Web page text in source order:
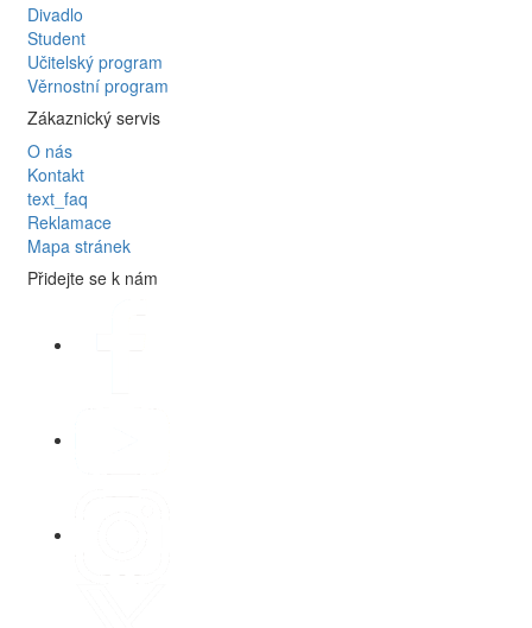
Divadlo
Student
Učitelský program
Věrnostní program
Zákaznický servis
O nás
Kontakt
text_faq
Reklamace
Mapa stránek
Přidejte se k nám